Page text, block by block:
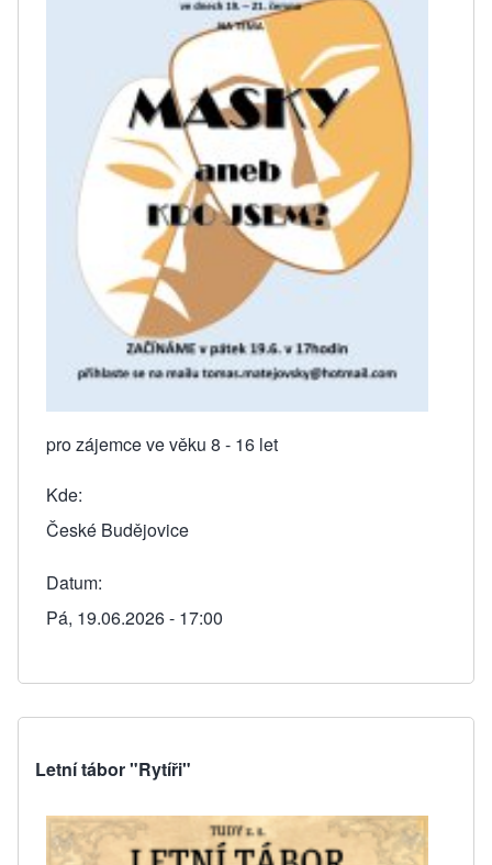
pro zájemce ve věku 8 - 16 let
Kde
České Budějovice
Datum
Pá, 19.06.2026 - 17:00
Letní tábor "Rytíři"